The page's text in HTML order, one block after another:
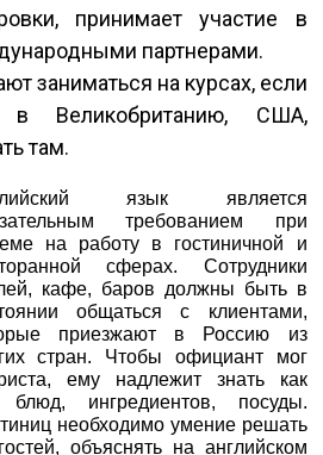
принимает участие в
партнерами.
заниматься на курсах, если
в Великобританию, США,
там.
язык является
требованием при
на работу в гостиничной и
сферах. Сотрудники
кафе, баров должны быть в
общаться с клиентами,
приезжают в Россию из
стран. Чтобы официант мог
ему надлежит знать как
ингредиентов, посуды.
необходимо умение решать
объяснять на английском